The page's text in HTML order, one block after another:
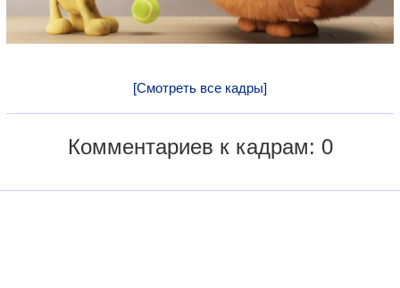
[Смотреть все кадры]
Комментариев к кадрам: 0